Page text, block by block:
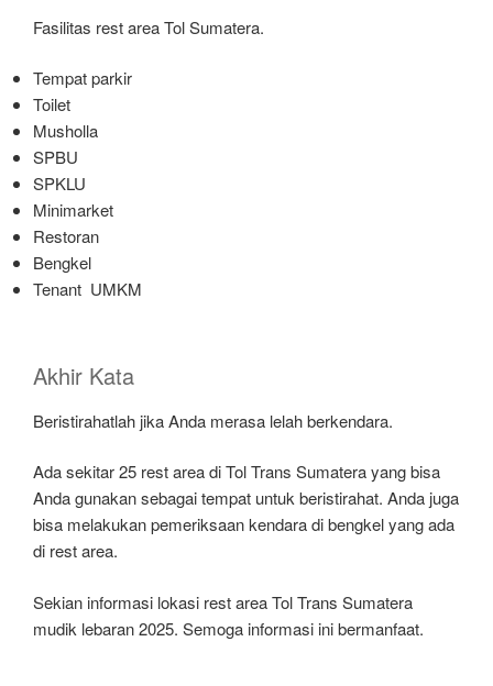
Fasilitas rest area Tol Sumatera.
Tempat parkir
Toilet
Musholla
SPBU
SPKLU
Minimarket
Restoran
Bengkel
Tenant UMKM
Akhir Kata
Beristirahatlah jika Anda merasa lelah berkendara.
Ada sekitar 25 rest area di Tol Trans Sumatera yang bisa
Anda gunakan sebagai tempat untuk beristirahat. Anda juga
bisa melakukan pemeriksaan kendara di bengkel yang ada
di rest area.
Sekian informasi lokasi rest area Tol Trans Sumatera
mudik lebaran 2025. Semoga informasi ini bermanfaat.